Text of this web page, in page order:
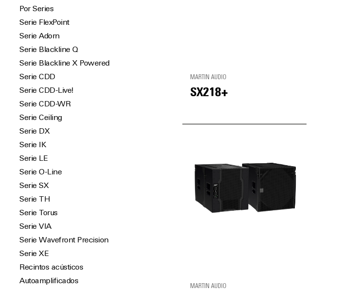
Por Series
Serie FlexPoint
Serie Adorn
Serie Blackline Q
Serie Blackline X Powered
Serie CDD
Serie CDD-Live!
Serie CDD-WR
Serie Ceiling
Serie DX
Serie IK
Serie LE
Serie O-Line
Serie SX
Serie TH
Serie Torus
Serie VIA
Serie Wavefront Precision
Serie XE
Recintos acústicos
Autoamplificados
MARTIN AUDIO
SX218+
MARTIN AUDIO